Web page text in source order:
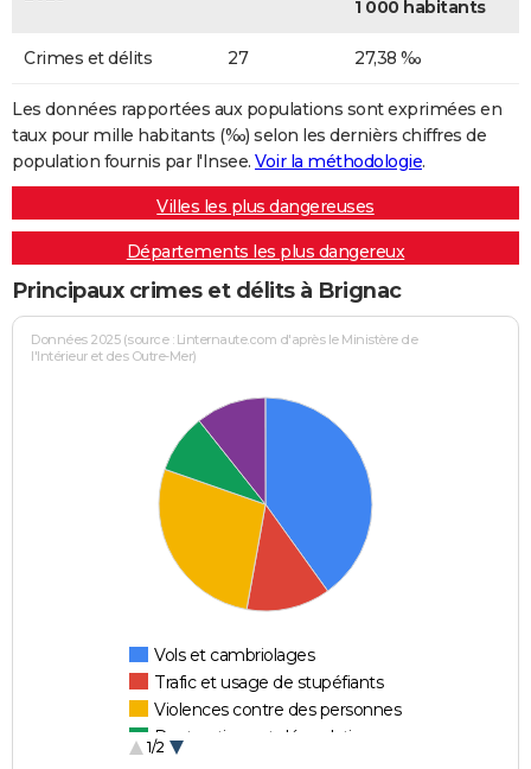
1 000 habitants
Crimes et délits 27 27,38 ‰
Les données rapportées aux populations sont exprimées en
taux pour mille habitants (‰) selon les dernièrs chiffres de
population fournis par l'Insee. Voir la méthodologie.
Villes les plus dangereuses
Départements les plus dangereux
Principaux crimes et délits à Brignac
Données 2025 (source : Linternaute.com d'après le Ministère de
l'Intérieur et des Outre-Mer)
Vols et cambriolages
Trafic et usage de stupéfiants
Violences contre des personnes
Destructions et dégradations
1/2